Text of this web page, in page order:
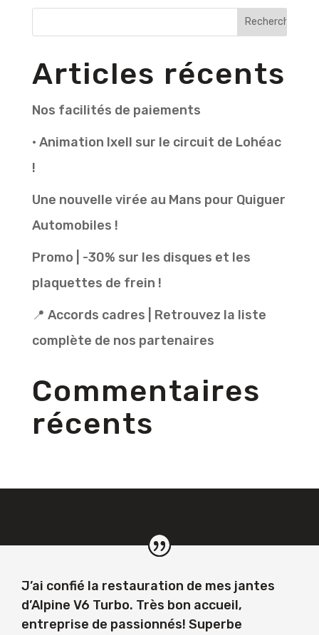
Articles récents
Nos facilités de paiements
• Animation Ixell sur le circuit de Lohéac
!
Une nouvelle virée au Mans pour Quiguer
Automobiles !
Promo | -30% sur les disques et les
plaquettes de frein !
📍 Accords cadres | Retrouvez la liste
complète de nos partenaires
Commentaires
récents
J’ai confié la restauration de mes jantes
d’Alpine V6 Turbo. Très bon accueil,
entreprise de passionnés! Superbe